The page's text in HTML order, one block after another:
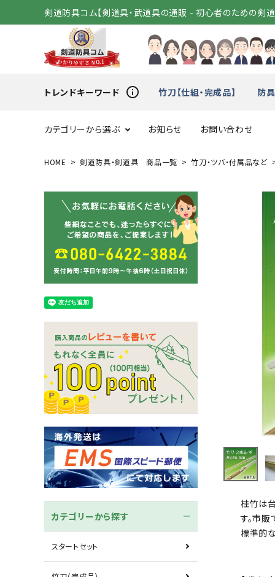
剣道防具コム【剣道具・武道具の通販 - 初心者のための剣
トレンドキーワード info_outline 竹刀【仕組・完成品】 防
カテゴリーから選ぶ
変わり胴 小手（
剣道着
ネーム/ゼッケン
お知らせ お問い合わせ
HOME 剣道防具・剣道具 商品一覧 竹刀・ツバ・付属品など
カテゴリーから探す
スタートセット
桂竹は
す。市
標準的